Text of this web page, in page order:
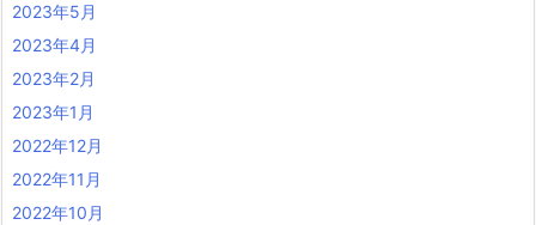
2023年5月
2023年4月
2023年2月
2023年1月
2022年12月
2022年11月
2022年10月